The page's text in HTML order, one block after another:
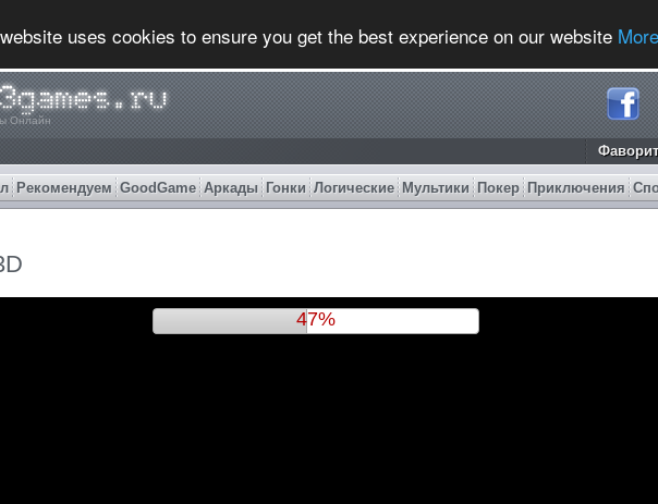
uses cookies to ensure you get the best experience on our website
Онлайн
Рекомендуем GoodGame Аркады Гонки Логические Мультики Покер Приключения
50%